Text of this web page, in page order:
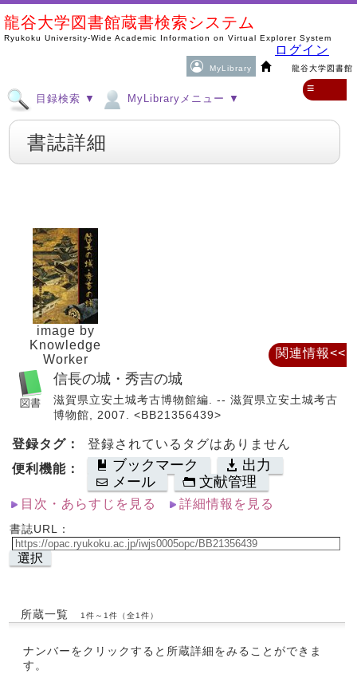
龍谷大学図書館蔵書検索システム
Ryukoku University-Wide Academic Information on Virtual Explorer System
MyLibrary 龍谷大学図書館
ログイン
目録検索 ▼ MyLibraryメニュー ▼
≡
書誌詳細
image by
Knowledge
Worker
信長の城・秀吉の城
滋賀県立安土城考古博物館編. -- 滋賀県立安土城考古
博物館, 2007. <BB21356439>
登録タグ：
登録されているタグはありません
便利機能：
ブックマーク
出力
メール
文献管理
目次・あらすじを見る 詳細情報を見る
書誌URL：
選択
所蔵一覧 1件～1件（全1件）
ナンバーをクリックすると所蔵詳細をみることができま
す。
関連情報<<